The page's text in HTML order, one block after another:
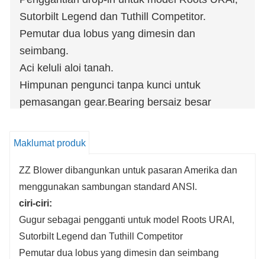
Sutorbilt Legend dan Tuthill Competitor.
Pemutar dua lobus yang dimesin dan
seimbang.
Aci keluli aloi tanah.
Himpunan pengunci tanpa kunci untuk
pemasangan gear.Bearing bersaiz besar
Tekanan hingga 15 PSI / Vakum hingga 16 In.
Aliran: 10 hingga 2350 CFM
Maklumat produk
ZZ Blower dibangunkan untuk pasaran Amerika dan
menggunakan sambungan standard ANSI.
ciri-ciri:
Gugur sebagai pengganti untuk model Roots URAI,
Sutorbilt Legend dan Tuthill Competitor
Pemutar dua lobus yang dimesin dan seimbang